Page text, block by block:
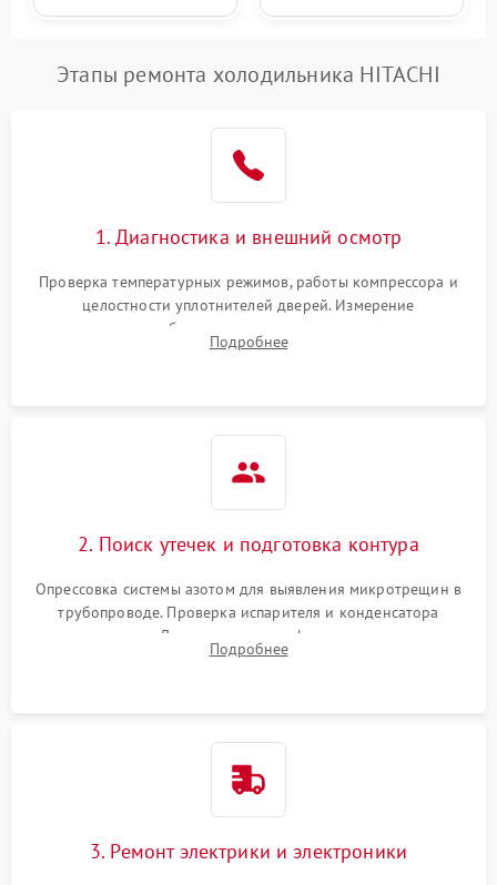
Этапы ремонта холодильника HITACHI
1. Диагностика и внешний осмотр
Проверка температурных режимов, работы компрессора и
целостности уплотнителей дверей. Измерение
сопротивления обмоток мотора, проверка термостата и
считывание кодов ошибок с электронного дисплея.
Подробнее
2. Поиск утечек и подготовка контура
Опрессовка системы азотом для выявления микротрещин в
трубопроводе. Проверка испарителя и конденсатора
течеискателем. Демонтаж старого фильтра-осушителя и
продувка капиллярной трубки для устранения засоров.
Подробнее
3. Ремонт электрики и электроники